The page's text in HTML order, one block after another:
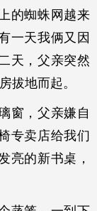
的蜘蛛网越来
一天我俩又因
天，父亲突然
拔地而起。
窗，父亲嫌自
专卖店给我们
亮的新书桌，